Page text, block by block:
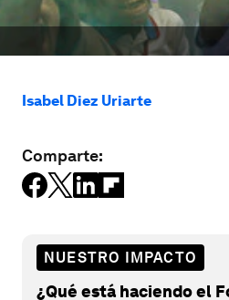
Isabel Diez Uriarte
Comparte:
NUESTRO IMPACTO
¿Qué está haciendo el